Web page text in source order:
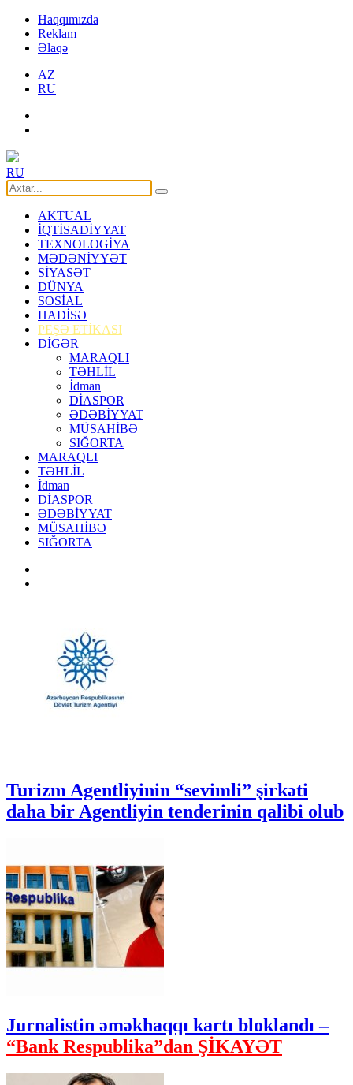
Haqqımızda
Reklam
Əlaqə
AZ
RU
RU
AKTUAL
İQTİSADİYYAT
TEXNOLOGİYA
MƏDƏNİYYƏT
SİYASƏT
DÜNYA
SOSİAL
HADİSƏ
PEŞƏ ETİKASI
DİGƏR
MARAQLI
TƏHLİL
İdman
DİASPOR
ƏDƏBİYYAT
MÜSAHİBƏ
SIĞORTA
MARAQLI
TƏHLİL
İdman
DİASPOR
ƏDƏBİYYAT
MÜSAHİBƏ
SIĞORTA
Turizm Agentliyinin “sevimli” şirkəti
daha bir Agentliyin tenderinin qalibi olub
Jurnalistin əməkhaqqı kartı bloklandı –
“Bank Respublika”dan ŞİKAYƏT